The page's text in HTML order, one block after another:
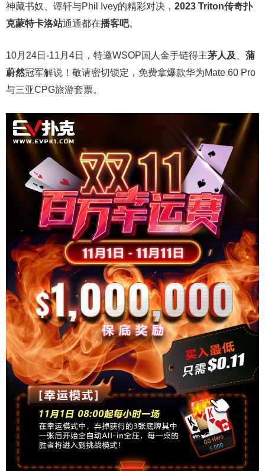
神藏书奴、谭轩与Phil Ivey的精彩对决， 2023 Triton传奇扑
克蒙特卡洛站通通都在播客吧。
10月24日-11月4日，特邀WSOP国人金手链得主茅人及
蒲
蔚然冠军解说！敬请密切锁定，免费拿爆款华为Mate 60 Pro
与三亚CPG旅游套票。